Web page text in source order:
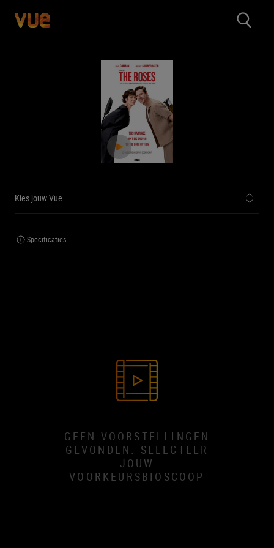
Kies jouw Vue
Specificaties
GEEN VOORSTELLINGEN
GEVONDEN. SELECTEER
JOUW
VOORKEURSBIOSCOOP